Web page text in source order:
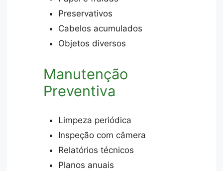
Preservativos
Cabelos acumulados
Objetos diversos
Manutenção
Preventiva
Limpeza periódica
Inspeção com câmera
Relatórios técnicos
Planos anuais